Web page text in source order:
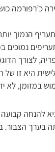
כ’רפורמה
הנמוך יותר
נמוכים
לצורך
היא זו של
לא
בערך